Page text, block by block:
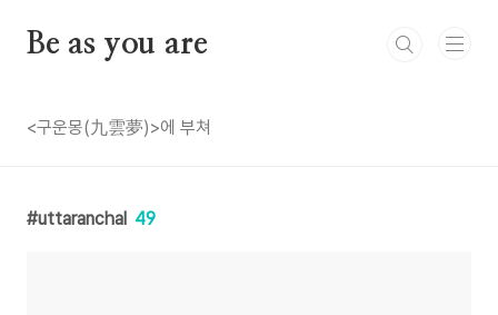
Be as you are
<구운몽(九雲夢)>에 부쳐
uttaranchal 49